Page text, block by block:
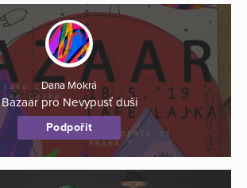
Dana Mokrá
Bazaar pro Nevypusť duši
Podpořit